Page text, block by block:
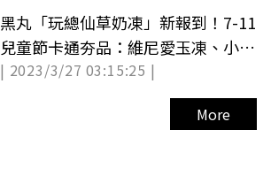
黑丸「玩總仙草奶凍」新報到！7-11
兒童節卡通夯品：維尼愛玉凍、小丸
子牛乳
| 2023/3/27 03:15:25 |
More